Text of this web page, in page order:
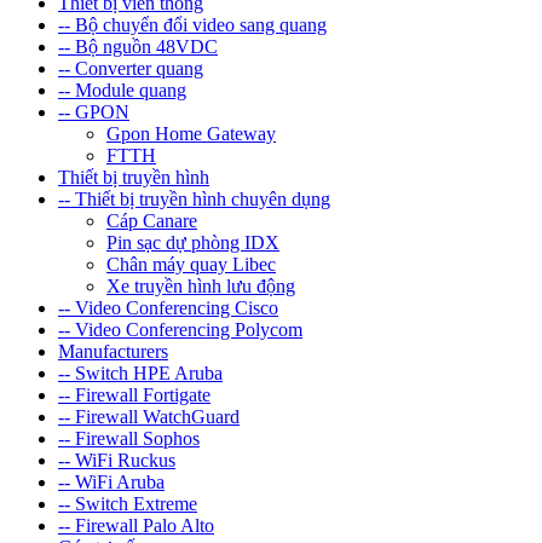
-- Bộ chuyển đổi video sang quang
-- Bộ nguồn 48VDC
-- Converter quang
-- Module quang
-- GPON
Gpon Home Gateway
FTTH
Thiết bị truyền hình
-- Thiết bị truyền hình chuyên dụng
Cáp Canare
Pin sạc dự phòng IDX
Chân máy quay Libec
Xe truyền hình lưu động
-- Video Conferencing Cisco
-- Video Conferencing Polycom
Manufacturers
-- Switch HPE Aruba
-- Firewall Fortigate
-- Firewall WatchGuard
-- Firewall Sophos
-- WiFi Ruckus
-- WiFi Aruba
-- Switch Extreme
-- Firewall Palo Alto